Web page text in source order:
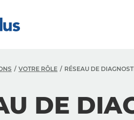
VOTRE RÔLE RÉSEAU DE
DE